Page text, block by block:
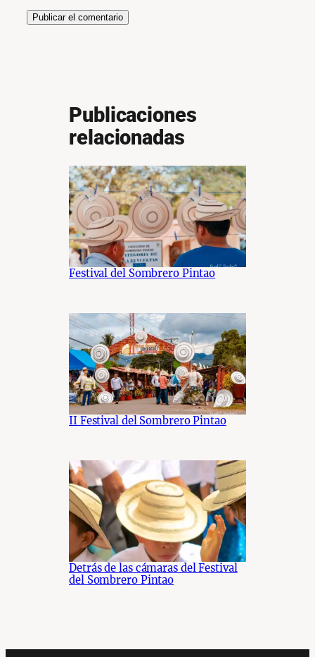
Publicaciones
relacionadas
Festival del Sombrero Pintao
II Festival del Sombrero Pintao
Detrás de las cámaras del Festival
del Sombrero Pintao